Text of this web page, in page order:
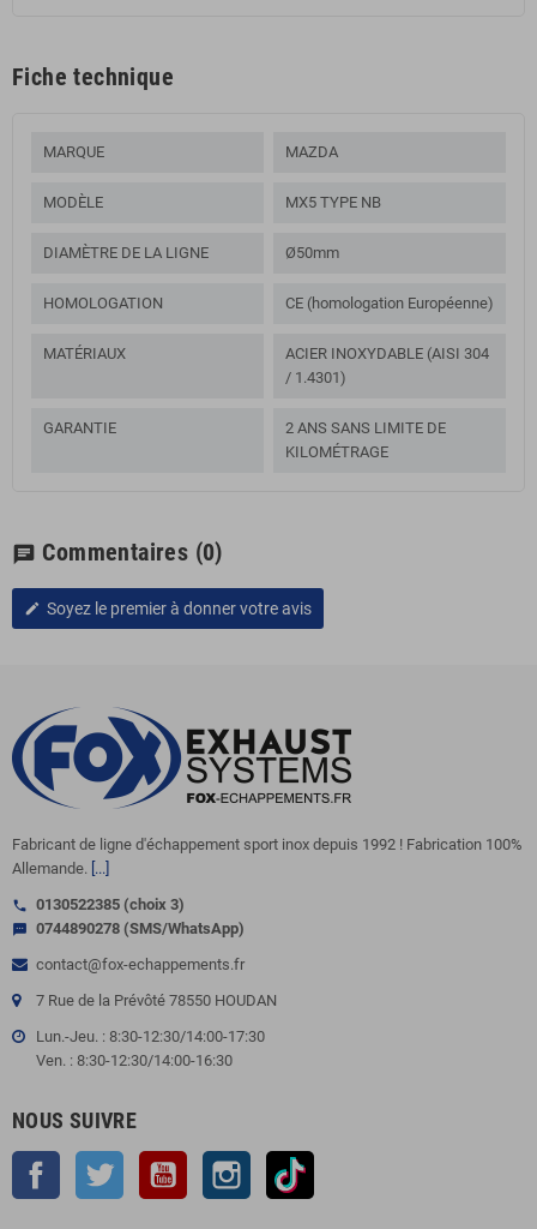
Fiche technique
MARQUE MAZDA
MODÈLE MX5 TYPE NB
DIAMÈTRE DE LA LIGNE Ø50mm
HOMOLOGATION CE (homologation Européenne)
MATÉRIAUX
ACIER INOXYDABLE (AISI 304
/ 1.4301)
GARANTIE
2 ANS SANS LIMITE DE
KILOMÉTRAGE
chat Commentaires (0)
edit Soyez le premier à donner votre avis
Fabricant de ligne d'échappement sport inox depuis 1992 ! Fabrication 100%
Allemande. [...]
call 0130522385 (choix 3)
sms
0744890278 (SMS/WhatsApp)
contact@fox-echappements.fr
7 Rue de la Prévôté 78550 HOUDAN
Lun.-Jeu. : 8:30-12:30/14:00-17:30
Ven. : 8:30-12:30/14:00-16:30
NOUS SUIVRE
Facebook Twitter YouTube Instagram